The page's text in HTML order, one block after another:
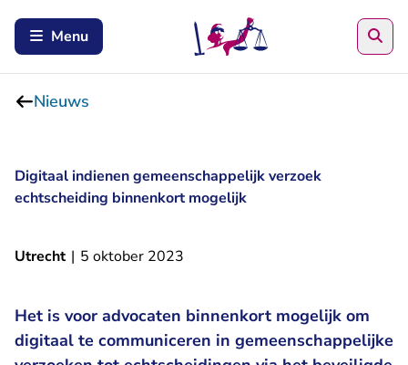
Menu
Nieuws
Digitaal indienen gemeenschappelijk verzoek
echtscheiding binnenkort mogelijk
Utrecht | 5 oktober 2023
Het is voor advocaten binnenkort mogelijk om
digitaal te communiceren in gemeenschappelijke